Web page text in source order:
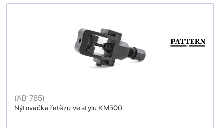
Nýtovačka řetězu ve stylu KM500
(AB1785)